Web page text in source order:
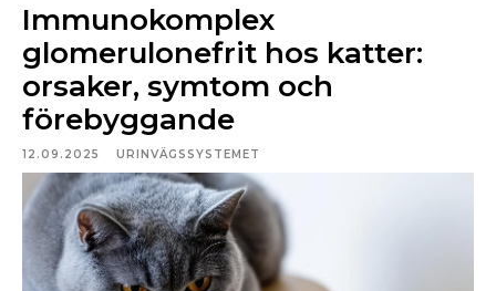
Immunokomplex
glomerulonefrit hos katter:
orsaker, symtom och
förebyggande
12.09.2025 URINVÄGSSYSTEMET